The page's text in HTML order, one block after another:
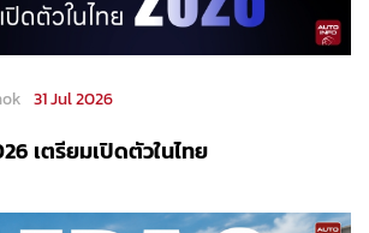
31 Jul 2026
เตรียมเปิดตัวในไทย